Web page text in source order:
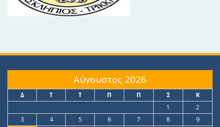
Αύγουστος 2026
Δ Τ Τ Π Π Σ
Κ
1
2
3
4 5 6 7 8
9